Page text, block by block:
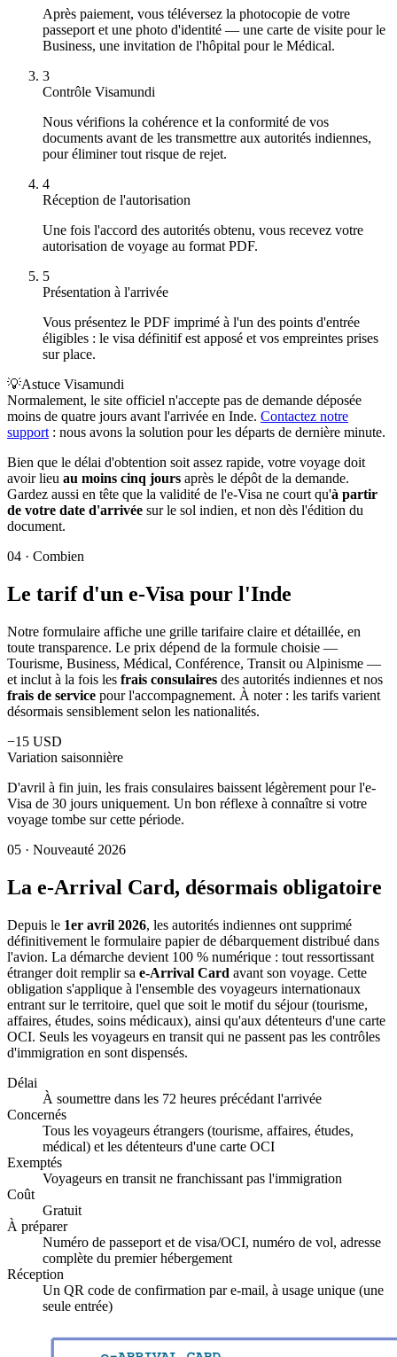
Après paiement, vous téléversez la photocopie de votre
passeport et une photo d'identité — une carte de visite pour le
Business, une invitation de l'hôpital pour le Médical.
3
Contrôle Visamundi
Nous vérifions la cohérence et la conformité de vos
documents avant de les transmettre aux autorités indiennes,
pour éliminer tout risque de rejet.
4
Réception de l'autorisation
Une fois l'accord des autorités obtenu, vous recevez votre
autorisation de voyage au format PDF.
5
Présentation à l'arrivée
Vous présentez le PDF imprimé à l'un des points d'entrée
éligibles : le visa définitif est apposé et vos empreintes prises
sur place.
💡Astuce Visamundi
Normalement, le site officiel n'accepte pas de demande déposée
moins de quatre jours avant l'arrivée en Inde. Contactez notre
support : nous avons la solution pour les départs de dernière minute.
Bien que le délai d'obtention soit assez rapide, votre voyage doit
avoir lieu au moins cinq jours après le dépôt de la demande.
Gardez aussi en tête que la validité de l'e-Visa ne court qu'à partir
de votre date d'arrivée sur le sol indien, et non dès l'édition du
document.
04 · Combien
Le tarif d'un e-Visa pour l'Inde
Notre formulaire affiche une grille tarifaire claire et détaillée, en
toute transparence. Le prix dépend de la formule choisie —
Tourisme, Business, Médical, Conférence, Transit ou Alpinisme —
et inclut à la fois les frais consulaires des autorités indiennes et nos
frais de service pour l'accompagnement. À noter : les tarifs varient
désormais sensiblement selon les nationalités.
−15 USD
Variation saisonnière
D'avril à fin juin, les frais consulaires baissent légèrement pour l'e-
Visa de 30 jours uniquement. Un bon réflexe à connaître si votre
voyage tombe sur cette période.
05 · Nouveauté 2026
La e-Arrival Card, désormais obligatoire
Depuis le 1er avril 2026, les autorités indiennes ont supprimé
définitivement le formulaire papier de débarquement distribué dans
l'avion. La démarche devient 100 % numérique : tout ressortissant
étranger doit remplir sa e-Arrival Card avant son voyage. Cette
obligation s'applique à l'ensemble des voyageurs internationaux
entrant sur le territoire, quel que soit le motif du séjour (tourisme,
affaires, études, soins médicaux), ainsi qu'aux détenteurs d'une carte
OCI. Seuls les voyageurs en transit qui ne passent pas les contrôles
d'immigration en sont dispensés.
Délai
À soumettre dans les 72 heures précédant l'arrivée
Concernés
Tous les voyageurs étrangers (tourisme, affaires, études,
médical) et les détenteurs d'une carte OCI
Exemptés
Voyageurs en transit ne franchissant pas l'immigration
Coût
Gratuit
À préparer
Numéro de passeport et de visa/OCI, numéro de vol, adresse
complète du premier hébergement
Réception
Un QR code de confirmation par e-mail, à usage unique (une
seule entrée)